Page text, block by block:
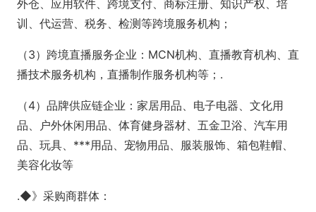
外仓、应用软件、跨境支付、商标注册、知识产权、培
训、代运营、税务、检测等跨境服务机构；
（3）跨境直播服务企业：MCN机构、直播教育机构、直
播技术服务机构，直播制作服务机构等；.
（4）品牌供应链企业：家居用品、电子电器、文化用
品、户外休闲用品、体育健身器材、五金卫浴、汽车用
品、玩具、***用品、宠物用品、服装服饰、箱包鞋帽、
美容化妆等
.◆》采购商群体：